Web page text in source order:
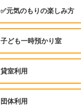
✅️元気のもりの楽しみ方
子ども一時預かり室
貸室利用
団体利用